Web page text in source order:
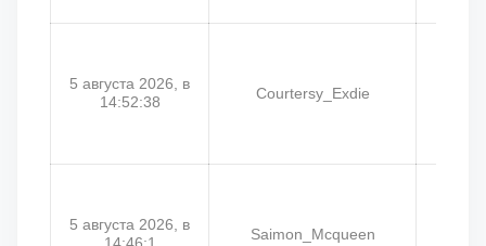
5 августа 2026, в
14:52:38
Courtersy_Exdie
5 августа 2026, в
Saimon_Mcqueen